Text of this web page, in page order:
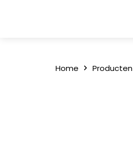
Home Producten